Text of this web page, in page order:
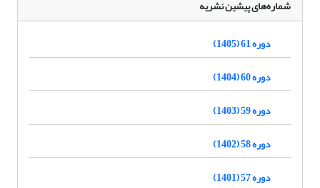
شماره‌های پیشین نشریه
دوره 61 (1405)
دوره 60 (1404)
دوره 59 (1403)
دوره 58 (1402)
دوره 57 (1401)